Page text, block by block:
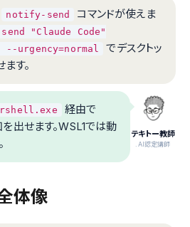
notify-send
コマンドが使えま
"Claude Code"
--urgency=normal
でデスクトッ
す。
テキトー教師
.AI認定講師
経由で
出せます。WSL1では動
体像